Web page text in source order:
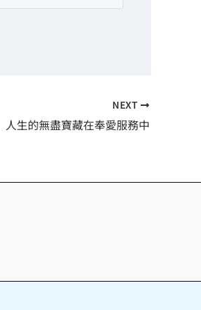
NEXT
人生的無盡寶藏在奉愛服務中